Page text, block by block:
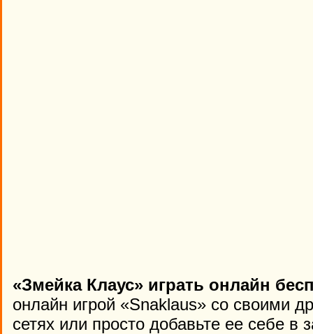
«Змейка Клаус» играть онлайн
онлайн игрой «Snaklaus» со своими
сетях или просто добавьте ее себе в